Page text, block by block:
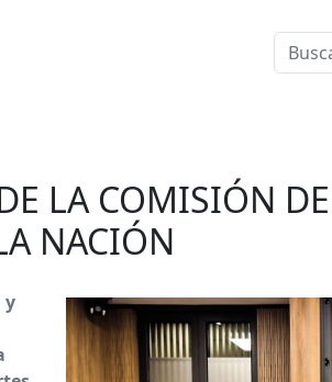
LA COMISIÓN
NACIÓN
y